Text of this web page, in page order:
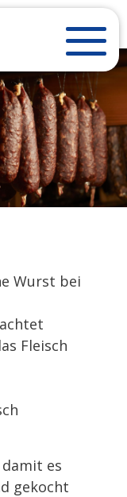
Wurst bei
Fleisch
es
gekocht